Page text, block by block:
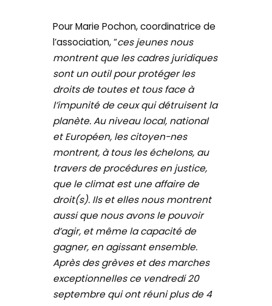
Pour Marie Pochon, coordinatrice de
l’association, “ces jeunes nous
montrent que les cadres juridiques
sont un outil pour protéger les
droits de toutes et tous face à
l’impunité de ceux qui détruisent la
planète. Au niveau local, national
et Européen, les citoyen-nes
montrent, à tous les échelons, au
travers de procédures en justice,
que le climat est une affaire de
droit(s). Ils et elles nous montrent
aussi que nous avons le pouvoir
d’agir, et même la capacité de
gagner, en agissant ensemble.
Après des grèves et des marches
exceptionnelles ce vendredi 20
septembre qui ont réuni plus de 4